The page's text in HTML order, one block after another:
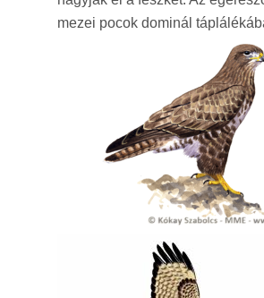
mezei pocok dominál